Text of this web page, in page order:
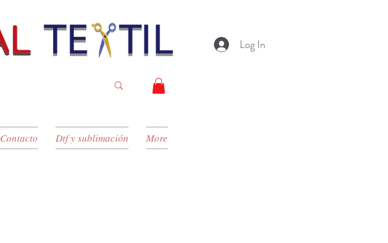
Log In
Contacto Dtf y sublimación More